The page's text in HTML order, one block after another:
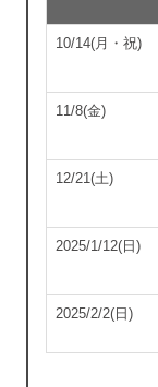
10/14(月・祝)
11/8(金)
12/21(土)
2025/1/12(日)
2025/2/2(日)